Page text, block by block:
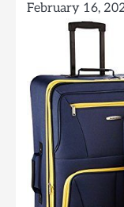
February 16,